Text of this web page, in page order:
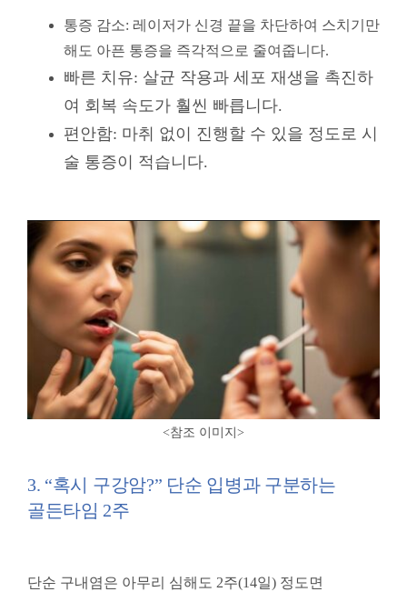
통증 감소: 레이저가 신경 끝을 차단하여 스치기만
해도 아픈 통증을 즉각적으로 줄여줍니다.
빠른 치유: 살균 작용과 세포 재생을 촉진하
여 회복 속도가 훨씬 빠릅니다.
편안함: 마취 없이 진행할 수 있을 정도로 시
술 통증이 적습니다.
<참조 이미지 >
3. “혹시 구강암?” 단순 입병과 구분하는
골든타임 2주
단순 구내염은 아무리 심해도 2주(14일) 정도면